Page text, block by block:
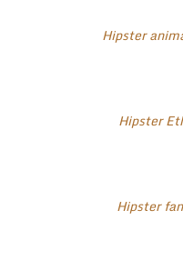
Hipster
Hipster
Hipster